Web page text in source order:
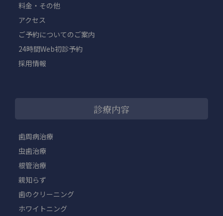
料金・その他
アクセス
ご予約についてのご案内
24時間Web初診予約
採用情報
診療内容
歯周病治療
虫歯治療
根管治療
親知らず
歯のクリーニング
ホワイトニング